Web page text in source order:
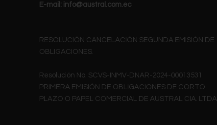
E-mail: info@austral.com.ec
RESOLUCIÓN CANCELACIÓN SEGUNDA EMISIÓN DE
OBLIGACIONES.
Resolución No. SCVS-INMV-DNAR-2024-00013531
PRIMERA EMISIÓN DE OBLIGACIONES DE CORTO
PLAZO O PAPEL COMERCIAL DE AUSTRAL CIA. LTDA.